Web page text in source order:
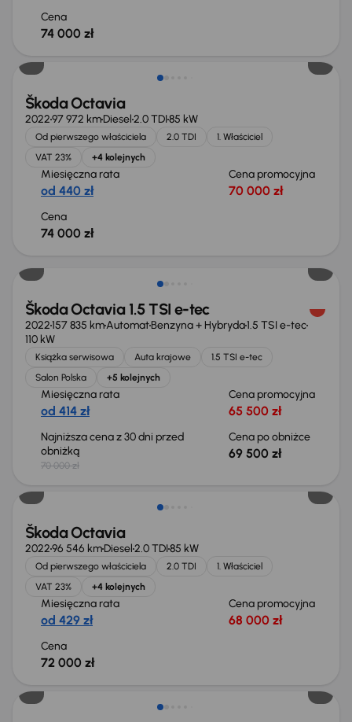
Cena
74 000 zł
Škoda Octavia
202297 972 kmDiesel2.0 TDI85 kW
Od pierwszego właściciela 2.0 TDI
1. Właściciel
VAT 23%
+4 kolejnych
Miesięczna rata
od 440 zł
Cena promocyjna
70 000 zł
Cena
74 000 zł
Škoda Octavia 1.5 TSI e-tec
2022157 835 kmAutomatBenzyna + Hybryda1.5 TSI e-tec
110 kW
Książka serwisowa Auta krajowe
1.5 TSI e-tec
Salon Polska
+5 kolejnych
Miesięczna rata
od 414 zł
Cena promocyjna
65 500 zł
Najniższa cena z 30 dni przed
obniżką
70 000 zł
Cena po obniżce
69 500 zł
Możliwość odliczenia VAT
Škoda Octavia
202296 546 kmDiesel2.0 TDI85 kW
Od pierwszego właściciela 2.0 TDI
1. Właściciel
VAT 23%
+4 kolejnych
Miesięczna rata
od 429 zł
Cena promocyjna
68 000 zł
Cena
72 000 zł